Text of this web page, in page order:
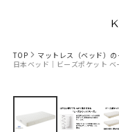
TOP
マットレス（ベッド）の
日本ベッド｜ビーズポケット